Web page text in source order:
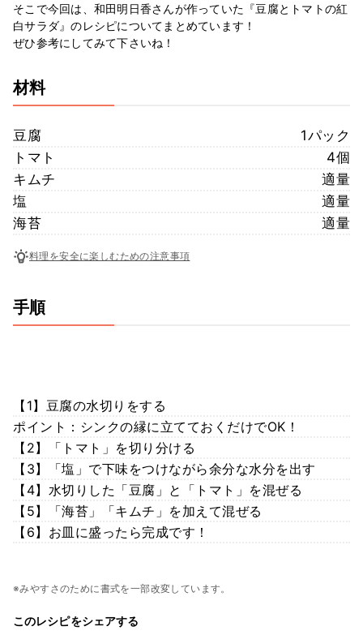
そこで今回は、和田明日香さんが作っていた『豆腐とトマトの紅
白サラダ』のレシピについてまとめています！
ぜひ参考にしてみて下さいね！
材料
豆腐
1パック
トマト
4個
キムチ
適量
塩
適量
海苔
適量
料理を安全に楽しむための注意事項
手順
【1】豆腐の水切りをする
ポイント：シンクの縁に立てておくだけでOK！
【2】「トマト」を切り分ける
【3】「塩」で下味をつけながら余分な水分を出す
【4】水切りした「豆腐」と「トマト」を混ぜる
【5】「海苔」「キムチ」を加えて混ぜる
【6】お皿に盛ったら完成です！
※みやすさのために書式を一部改変しています。
このレシピをシェアする